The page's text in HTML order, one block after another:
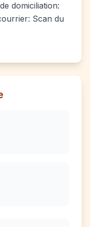
domiciliation:
Scan du